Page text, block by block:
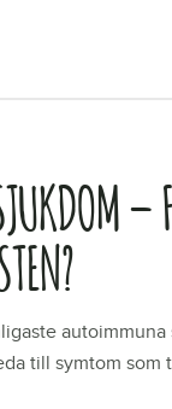
–
till symtom som